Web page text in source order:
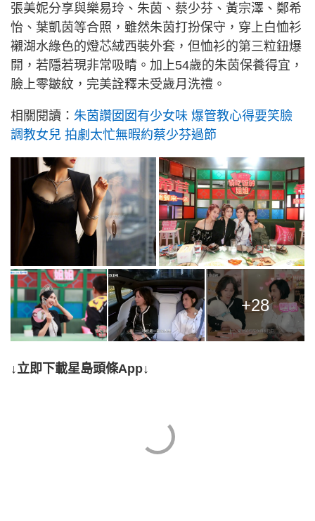
張美妮分享與樂易玲、朱茵、蔡少芬、黃宗澤、鄭希
怡、葉凱茵等合照，雖然朱茵打扮保守，穿上白恤衫
襯湖水綠色的燈芯絨西裝外套，但恤衫的第三粒鈕爆
開，若隱若現非常吸睛。加上54歲的朱茵保養得宜，
臉上零皺紋，完美詮釋未受歲月洗禮。
相關閱讀： 朱茵讚囡囡有少女味 爆管教心得要笑臉
調教女兒 拍劇太忙無暇約蔡少芬過節
+28
↓立即下載星島頭條App↓